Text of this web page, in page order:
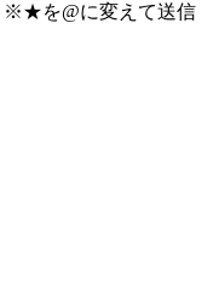
※★を@に変えて送信